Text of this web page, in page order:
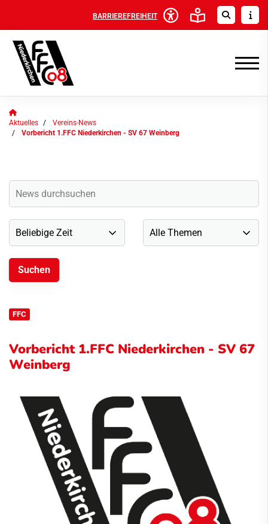
BARRIEREFREIHEIT
Aktuelles
Vereins-News
Vorbericht 1.FFC Niederkirchen - SV 67 Weinberg
FFC
Vorbericht 1.FFC Niederkirchen - SV 67
Weinberg